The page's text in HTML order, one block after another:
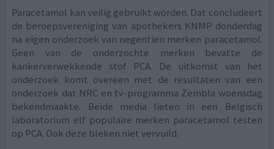
Paracetamol kan veilig gebruikt worden. Dat concludeert
de beroepsvereniging van apothekers KNMP donderdag
na eigen onderzoek van negentien merken paracetamol.
Geen van de onderzochte merken bevatte de
kankerverwekkende stof PCA. De uitkomst van het
onderzoek komt overeen met de resultaten van een
onderzoek dat NRC en tv-programma Zembla woensdag
bekendmaakte. Beide media lieten in een Belgisch
laboratorium elf populaire merken paracetamol testen
op PCA. Ook deze bleken niet vervuild.